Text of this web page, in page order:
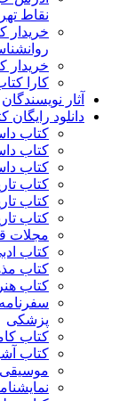
نقاط
خریدار
خریدار
کارا
آثار نویسندگان
دانلود رایگان
کتاب
کتاب
کتاب
کتاب
کتاب
کتاب
مجلات
کتاب
کتاب
کتاب
سفرنامه
پزشکی
کتاب
کتاب
موسیقی